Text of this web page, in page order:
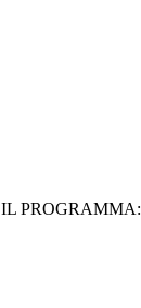
IL PROGRAMMA: